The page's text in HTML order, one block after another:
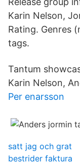
Karin Nelson,
Rating. Genres
tags.
Tantum
Karin Nelson,
Per enarsson
satt jag och grat
bestrider faktura